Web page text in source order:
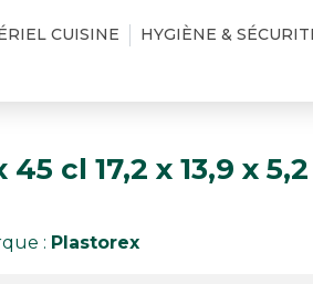
CUISINE HYGIÈNE &
cl 17,2 x 13,9 x
: Plastorex